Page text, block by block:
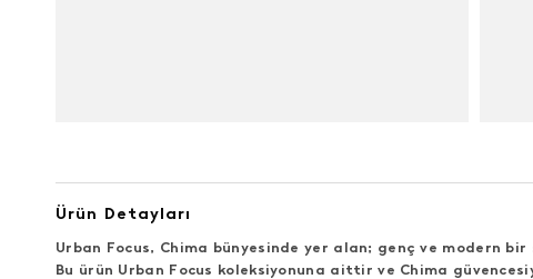
Ürün Detayları
Urban Focus, Chima bünyesinde yer alan; genç ve modern
Bu ürün Urban Focus koleksiyonuna aittir ve Chima